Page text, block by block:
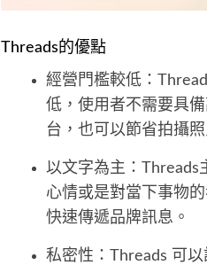
Threads的優點
經營門檻較低：
低，使用者不需要具
台，也可以節省拍攝
以文字為主：Threads
心情或是對當下事物
快速傳遞品牌訊息。
私密性：Threads 可